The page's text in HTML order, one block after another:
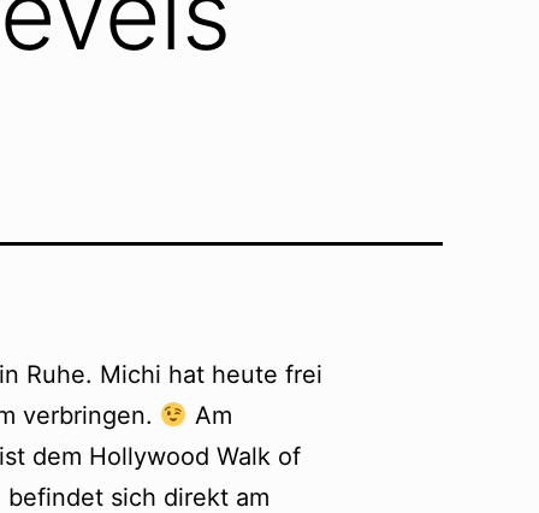
Ruhe. Michi hat heute frei
verbringen.
Am
dem Hollywood Walk of
befindet sich direkt am